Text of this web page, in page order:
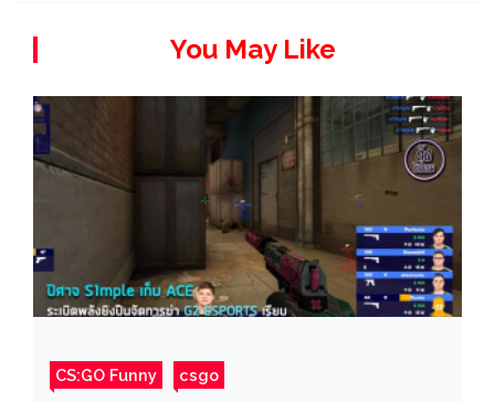
You May Like
CS:GO Funny csgo